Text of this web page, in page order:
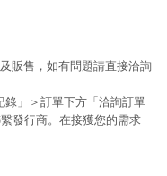
販售，如有問題請直接洽詢
」＞訂單下方「洽詢訂單
發行商。在接獲您的需求